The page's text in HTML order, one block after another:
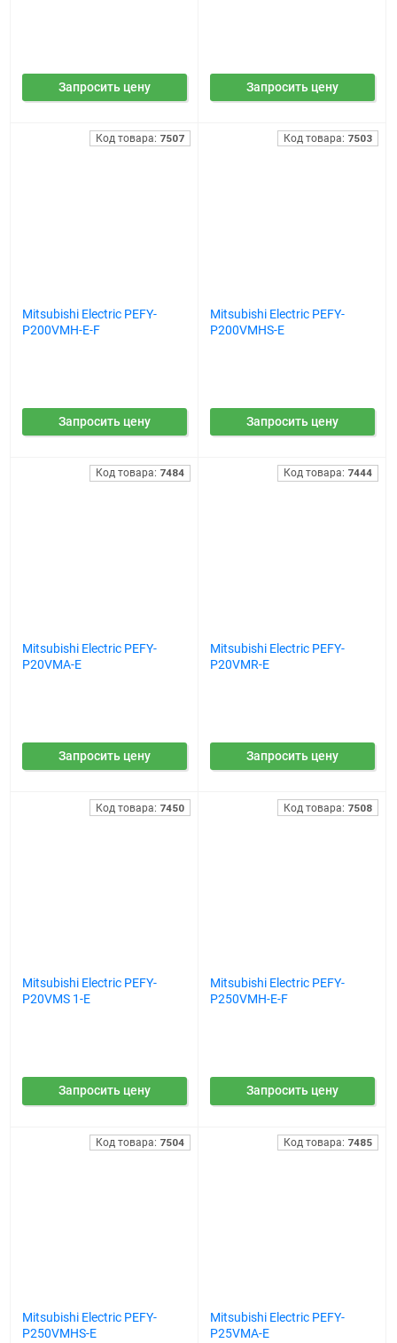
Запросить цену Запросить цену
Код товара: 7507
Mitsubishi Electric PEFY-
P200VMH-E-F
Запросить цену
Код товара: 7503
Mitsubishi Electric PEFY-
P200VMHS-E
Запросить цену
Код товара: 7484
Mitsubishi Electric PEFY-
P20VMA-E
Запросить цену
Код товара: 7444
Mitsubishi Electric PEFY-
P20VMR-E
Запросить цену
Код товара: 7450
Mitsubishi Electric PEFY-
P20VMS 1-E
Запросить цену
Код товара: 7508
Mitsubishi Electric PEFY-
P250VMH-E-F
Запросить цену
Код товара: 7504
Mitsubishi Electric PEFY-
P250VMHS-E
Код товара: 7485
Mitsubishi Electric PEFY-
P25VMA-E